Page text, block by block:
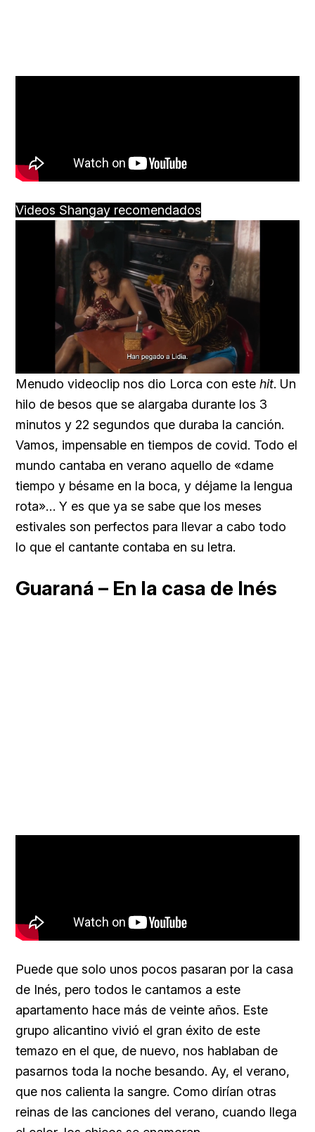
Videos Shangay recomendados
Unmute Loaded:
57.99%
Menudo videoclip nos dio Lorca con este hit. Un
hilo de besos que se alargaba durante los 3
minutos y 22 segundos que duraba la canción.
Vamos, impensable en tiempos de covid. Todo el
mundo cantaba en verano aquello de «dame
tiempo y bésame en la boca, y déjame la lengua
rota»… Y es que ya se sabe que los meses
estivales son perfectos para llevar a cabo todo
lo que el cantante contaba en su letra.
Guaraná – En la casa de Inés
Puede que solo unos pocos pasaran por la casa
de Inés, pero todos le cantamos a este
apartamento hace más de veinte años. Este
grupo alicantino vivió el gran éxito de este
temazo en el que, de nuevo, nos hablaban de
pasarnos toda la noche besando. Ay, el verano,
que nos calienta la sangre. Como dirían otras
reinas de las canciones del verano, cuando llega